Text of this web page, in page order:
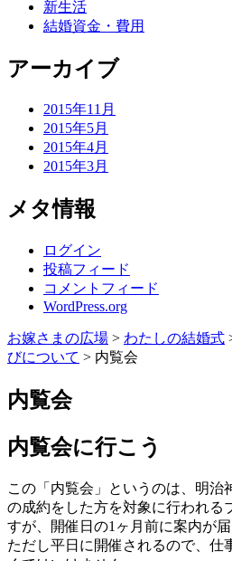
新生活
結婚資金・費用
アーカイブ
2015年11月
2015年5月
2015年4月
2015年3月
メタ情報
ログイン
投稿フィード
コメントフィード
WordPress.org
お嫁さまの広場 > わたしの結婚式
びについて > 内覧会
内覧会
内覧会に行こう
この「内覧会」というのは、明治
の成約をした方を対象に行われる
すが、開催日の1ヶ月前に案内が届
ただし平日に開催されるので、仕